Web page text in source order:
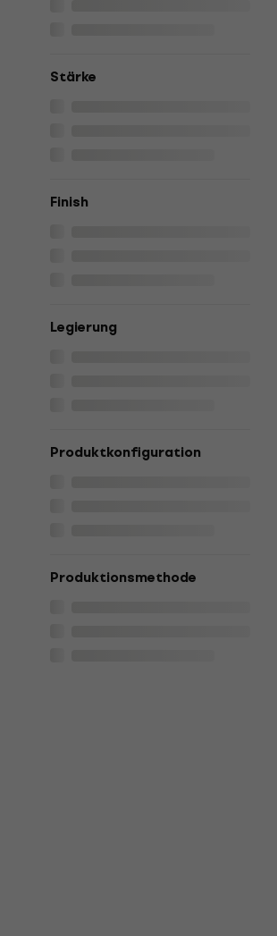
Stärke
Finish
Legierung
Produktkonfiguration
Produktionsmethode